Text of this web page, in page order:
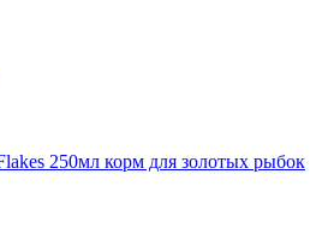
250мл корм для золотых рыбок